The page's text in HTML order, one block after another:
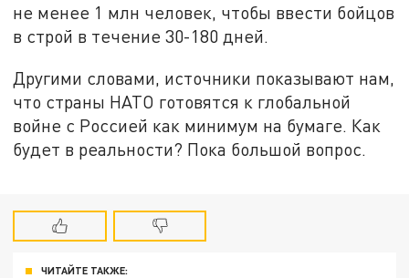
не менее 1 млн человек, чтобы ввести бойцов
в строй в течение 30-180 дней.
Другими словами, источники показывают нам,
что страны НАТО готовятся к глобальной
войне с Россией как минимум на бумаге. Как
будет в реальности? Пока большой вопрос.
ЧИТАЙТЕ ТАКЖЕ: